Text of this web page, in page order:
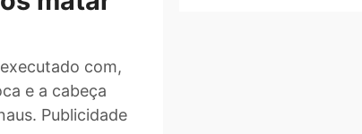
após matar
foi executado com,
a boca e a cabeça